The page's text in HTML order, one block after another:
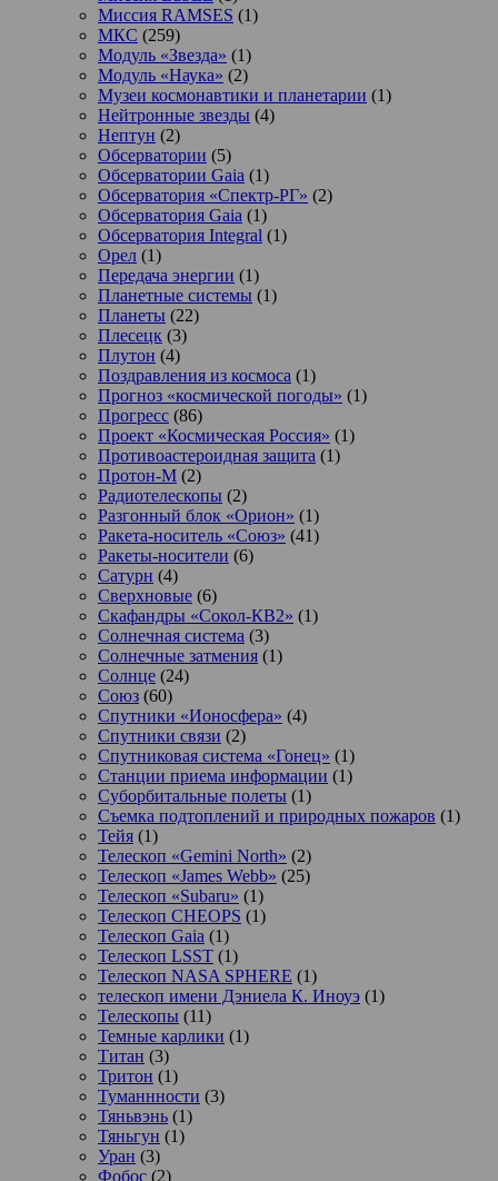
Миссия RAMSES (1)
МКС (259)
Модуль «Звезда» (1)
Модуль «Наука» (2)
Музеи космонавтики и планетарии (1)
Нейтронные звезды (4)
Нептун (2)
Обсерватории (5)
Обсерватории Gaia (1)
Обсерватория «Спектр-РГ» (2)
Обсерватория Gaia (1)
Обсерватория Integral (1)
Орел (1)
Передача энергии (1)
Планетные системы (1)
Планеты (22)
Плесецк (3)
Плутон (4)
Поздравления из космоса (1)
Прогноз «космической погоды» (1)
Прогресс (86)
Проект «Космическая Россия» (1)
Противоастероидная защита (1)
Протон-М (2)
Радиотелескопы (2)
Разгонный блок «Орион» (1)
Ракета-носитель «Союз» (41)
Ракеты-носители (6)
Сатурн (4)
Сверхновые (6)
Скафандры «Сокол-КВ2» (1)
Солнечная система (3)
Солнечные затмения (1)
Солнце (24)
Союз (60)
Спутники «Ионосфера» (4)
Спутники связи (2)
Спутниковая система «Гонец» (1)
Станции приема информации (1)
Суборбитальные полеты (1)
Съемка подтоплений и природных пожаров (1)
Тейя (1)
Телескоп «Gemini North» (2)
Телескоп «James Webb» (25)
Телескоп «Subaru» (1)
Телескоп CHEOPS (1)
Телескоп Gaia (1)
Телескоп LSST (1)
Телескоп NASA SPHERE (1)
телескоп имени Дэниела К. Иноуэ (1)
Телескопы (11)
Темные карлики (1)
Титан (3)
Тритон (1)
Туманнности (3)
Тяньвэнь (1)
Тяньгун (1)
Уран (3)
Фобос (2)